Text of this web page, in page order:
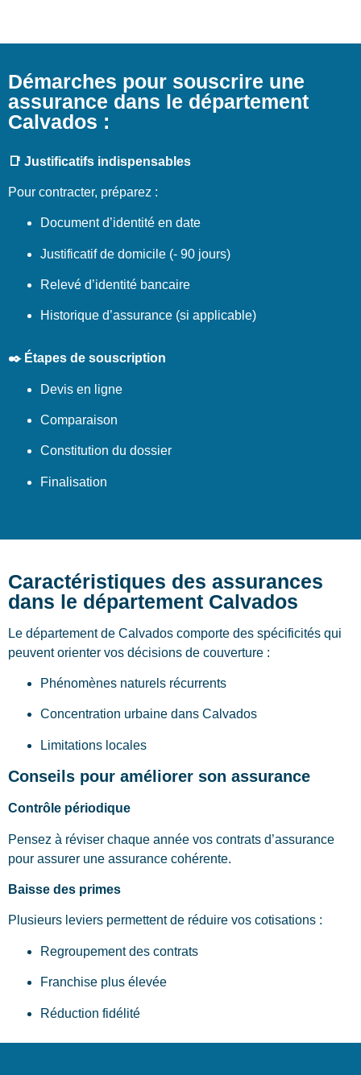
Démarches pour souscrire une
assurance dans le département
Calvados :
📑 Justificatifs indispensables
Pour contracter, préparez :
Document d’identité en date
Justificatif de domicile (- 90 jours)
Relevé d’identité bancaire
Historique d’assurance (si applicable)
✒️ Étapes de souscription
Devis en ligne
Comparaison
Constitution du dossier
Finalisation
Caractéristiques des assurances
dans le département Calvados
Le département de Calvados comporte des spécificités qui
peuvent orienter vos décisions de couverture :
Phénomènes naturels récurrents
Concentration urbaine dans Calvados
Limitations locales
Conseils pour améliorer son assurance
Contrôle périodique
Pensez à réviser chaque année vos contrats d’assurance
pour assurer une assurance cohérente.
Baisse des primes
Plusieurs leviers permettent de réduire vos cotisations :
Regroupement des contrats
Franchise plus élevée
Réduction fidélité